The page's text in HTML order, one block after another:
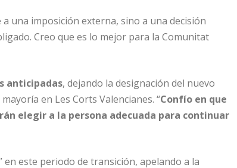
una imposición externa, sino a una decisión
Creo que es lo mejor para la Comunitat
anticipadas, dejando la designación del nuevo
en Les Corts Valencianes. “Confío en que
elegir a la persona adecuada para continuar
en este periodo de transición, apelando a la